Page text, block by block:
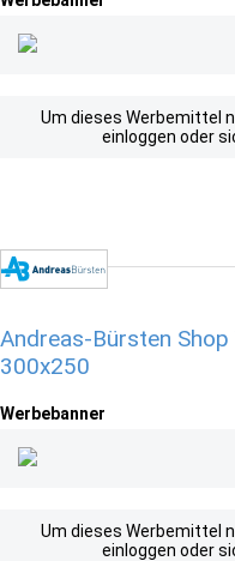
Um dieses Werbemittel
einloggen oder
Andreas-Bürsten
300x250
Werbebanner
Um dieses Werbemittel
einloggen oder